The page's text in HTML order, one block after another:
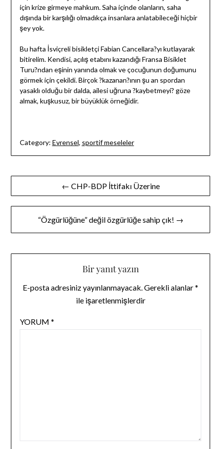
için krize girmeye mahkum. Saha içinde olanların, saha
dışında bir karşılığı olmadıkça insanlara anlatabileceği hiçbir
şey yok.
Bu hafta İsviçreli bisikletçi Fabian Cancellara?yı kutlayarak
bitirelim. Kendisi, açılış etabını kazandığı Fransa Bisiklet
Turu?ndan eşinin yanında olmak ve çocuğunun doğumunu
görmek için çekildi. Birçok ?kazanan?ının şu an spordan
yasaklı olduğu bir dalda, ailesi uğruna ?kaybetmeyi? göze
almak, kuşkusuz, bir büyüklük örneğidir.
Category: Evrensel, sportif meseleler
Yazı
gezinmesi
← CHP-BDP İttifakı Üzerine
“Özgürlüğüne” değil özgürlüğe sahip çık! →
Bir yanıt yazın
E-posta adresiniz yayınlanmayacak.Gerekli alanlar*
ile işaretlenmişlerdir
YORUM *